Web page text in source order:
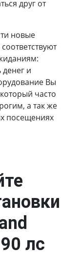
друг от
новые
и
Вы
часто
а так же
посещениях
лс